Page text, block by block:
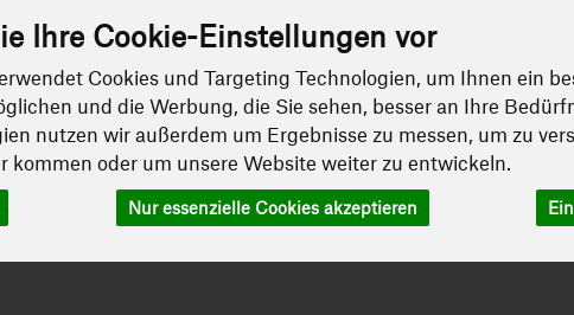
Ihre Cookie-Einstellungen vor
Cookies und Targeting Technologien, um Ihnen ein
und die Werbung, die Sie sehen, besser an Ihre
nutzen wir außerdem um Ergebnisse zu messen, um zu
kommen oder um unsere Website weiter zu entwickeln.
Nur essenzielle Cookies akzeptieren
Schulobstprogramm Über Uns Dr.Hauschka
Nachbarschaft